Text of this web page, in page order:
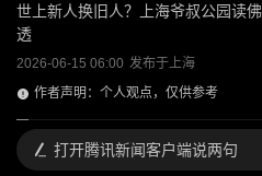
世上新人换旧人？上海爷叔公园读
透
2026-06-15 06:00 发布于上海
作者声明：个人观点，仅供参考
打开腾讯新闻客户端说两句